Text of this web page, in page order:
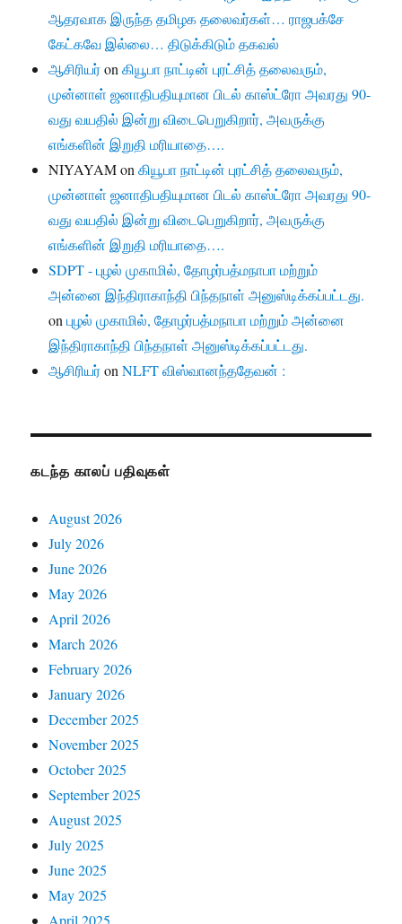
ஆதரவாக இருந்த தமிழக தலைவர்கள்… ராஜபக்சே
கேட்கவே இல்லை… திடுக்கிடும் தகவல்
ஆசிரியர்onகியூபா நாட்டின் புரட்சித் தலைவரும்,
முன்னாள் ஜனாதிபதியுமான பிடல் காஸ்ட்ரோ அவரது 90-
வது வயதில் இன்று விடைபெறுகிறார், அவருக்கு
எங்களின் இறுதி மரியாதை….
NIYAYAMonகியூபா நாட்டின் புரட்சித் தலைவரும்,
முன்னாள் ஜனாதிபதியுமான பிடல் காஸ்ட்ரோ அவரது 90-
வது வயதில் இன்று விடைபெறுகிறார், அவருக்கு
எங்களின் இறுதி மரியாதை….
SDPT - புழல் முகாமில், தோழர்பத்மநாபா மற்றும்
அன்னை இந்திராகாந்தி பிந்தநாள் அனுஸ்டிக்கப்பட்டது.
onபுழல் முகாமில், தோழர்பத்மநாபா மற்றும் அன்னை
இந்திராகாந்தி பிந்தநாள் அனுஸ்டிக்கப்பட்டது.
ஆசிரியர்onNLFT விஸ்வானந்ததேவன் :
கடந்த காலப் பதிவுகள்
August 2026
July 2026
June 2026
May 2026
April 2026
March 2026
February 2026
January 2026
December 2025
November 2025
October 2025
September 2025
August 2025
July 2025
June 2025
May 2025
April 2025